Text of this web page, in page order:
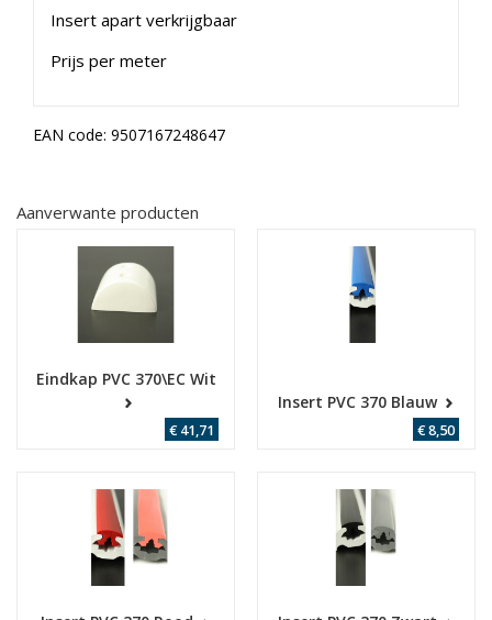
Insert apart verkrijgbaar
Prijs per meter
EAN code: 9507167248647
Aanverwante producten
€ 41,71
Eindkap PVC 370\EC Wit
€ 8,50
Insert PVC 370 Blauw